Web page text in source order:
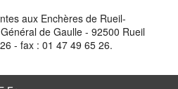
aux Enchères de Rueil-
de Gaulle - 92500 Rueil
- fax : 01 47 49 65 26.